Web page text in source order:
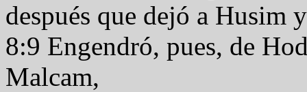
después que dejó a Husim
8:9 Engendró, pues, de
Malcam,